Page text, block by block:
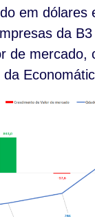
em dólares
da
de mercado,